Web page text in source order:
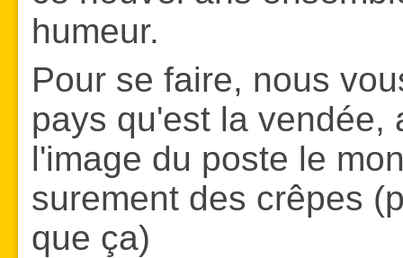
humeur.
Pour se faire, nous
pays qu'est la vendée,
l'image du poste le
surement des crêpes
que ça)